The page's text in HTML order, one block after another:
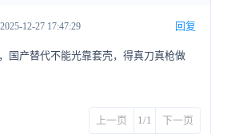
2025-12-27 17:47:29 回复
国产替代不能光靠套壳，得真刀真枪做
上一页 1/1 下一页